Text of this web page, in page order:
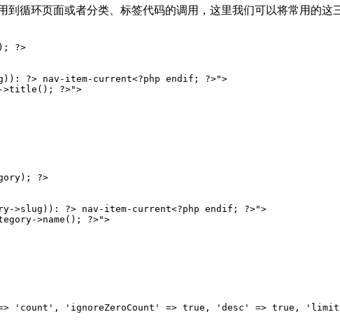
循环页面或者分类、标签代码的调用，这里我们可以将常用的这
?>
?> nav-item-current<?php endif; ?>">
>title(); ?>">
?>
>slug)): ?> nav-item-current<?php endif; ?>">
>name(); ?>">
=> 'count', 'ignoreZeroCount' => true, 'desc' => true,